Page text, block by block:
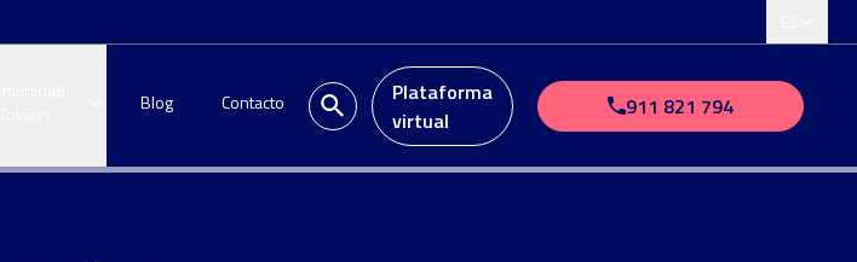
Blog Contacto
Plataforma
virtual
911 821 794